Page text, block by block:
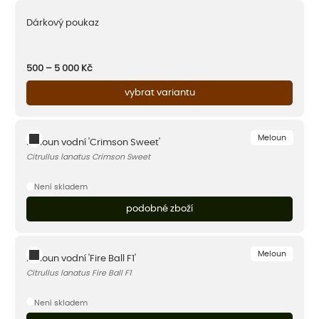
Dárkový poukaz
500 – 5 000 Kč
vybrat variantu
Meloun
Meloun vodní 'Crimson Sweet'
Citrullus lanatus Crimson Sweet
Není skladem
podobné zboží
Meloun
Meloun vodní 'Fire Ball F1'
Citrullus lanatus Fire Ball F1
Není skladem